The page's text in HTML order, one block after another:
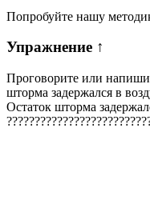
Попробуйте нашу
Упражнение ↑
Проговорите или
шторма задержался в
Остаток шторма
?????????????????????????